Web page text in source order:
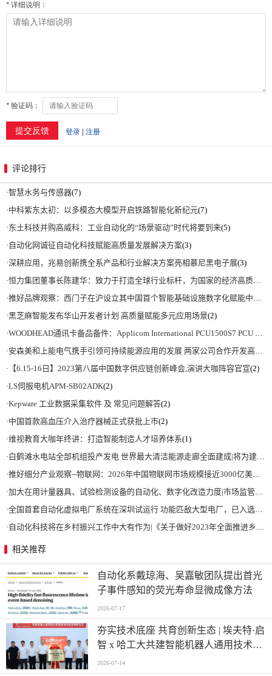
评论排行
·智慧水务与传感器(7)
·中科紫东太初：以多模态大模型开启铁路智能化新纪元(7)
·东土科技并购高威科：工业自动化的“场景驱动”时代将要到来(5)
· 自动化网诚征自动化科技赋能高质量发展解决方案(3)
·深耕应用，兆易创新携全系产品和行业解决方案亮相慕尼黑电子展(3)
·恒力集团董事长陈建华：致力于打造全球行业标杆，为国家的经济高质量发展贡献更大力量|上海电气集团党委书记、董事长吴磊来访
·推好品牌观察：西门子在沪设立其中国首个智能基础设施数字化赋能中心
·黑芝麻智能发布华山开发者计划 高质量赋能多元应用场景(2)
·WOODHEAD通讯卡备品备件：Applicom International PCU1500S7 PCU 1500 S7 V4.5.0
·安森美和上能电气携手引领可持续能源应用的发展 两家公司合作开发高性能储能和太阳能组串式逆变器方案 以实现可持续的未来
· 【6.15-16日】2023第八届中国数字供应链创新峰会,演讲大咖阵容官宣(2)
·LS伺服电机APM-SB02ADK(2)
·Kepware 工业数据采集软件 及 常见问题解答(2)
·中国首款高血压介入治疗器械正式获批上市(2)
·维视教育大咖年终讲：打造智能制造人才培养体系(1)
·白鹤滩水电站全部机组投产发电 世界最大清洁能源走廊全面建成|将为建设新型能源体系、保障国家能源安全、实现“双碳”目标提供有力支撑
·推好细分产业观察--物联网：2026年中国物联网市场规模接近3000亿美元 智慧工厂、智慧城市、智慧电网等将占60%以上
·加大在用计量器具、试验检测设备的自动化、数字化改造力度|市场监管总局 工业和信息化部 关于促进企业计量能力提升的指导意见
·全国首套自动化虚拟电厂系统在深圳试运行 功能匹敌大型电厂，已入选国际典型案例
· 自动化科技将在乡村振兴工作中大有作为|《关于做好2023年全面推进乡村振兴重点工作的意见》发布
相关推荐
自动化系戴琼海、吴嘉敏团队提出首光
子事件感知的荧光寿命显微成像方法
2026-07-17
夯实技术底座 共育创新生态 | 埃夫特·启
智 x 哈工大共建智能机器人通用技术底
座实训实验室
2026-07-14